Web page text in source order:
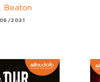
Beaton
2021